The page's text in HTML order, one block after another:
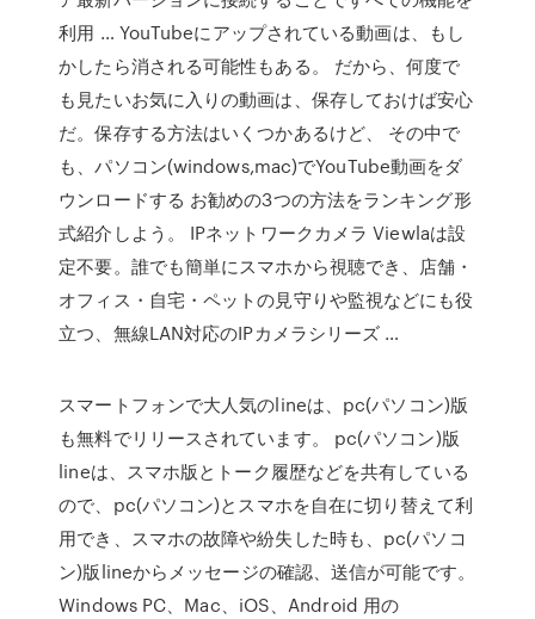
利用 … YouTubeにアップされている動画は、もし
かしたら消される可能性もある。 だから、何度で
も見たいお気に入りの動画は、保存しておけば安心
だ。保存する方法はいくつかあるけど、 その中で
も、パソコン(windows,mac)でYouTube動画をダ
ウンロードする お勧めの3つの方法をランキング形
式紹介しよう。 IPネットワークカメラ Viewlaは設
定不要。誰でも簡単にスマホから視聴でき、店舗・
オフィス・自宅・ペットの見守りや監視などにも役
立つ、無線LAN対応のIPカメラシリーズ …
スマートフォンで大人気のlineは、pc(パソコン)版
も無料でリリースされています。 pc(パソコン)版
lineは、スマホ版とトーク履歴などを共有している
ので、pc(パソコン)とスマホを自在に切り替えて利
用でき、スマホの故障や紛失した時も、pc(パソコ
ン)版lineからメッセージの確認、送信が可能です。
Windows PC、Mac、iOS、Android 用の